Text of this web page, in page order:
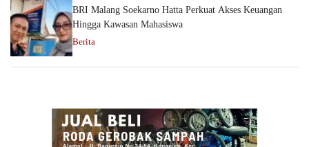
BRI Malang Soekarno Hatta Perkuat Akses Keuangan
Hingga Kawasan Mahasiswa
Berita